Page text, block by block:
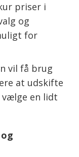
priser i
og
for
vil få brug
at udskifte
en lidt